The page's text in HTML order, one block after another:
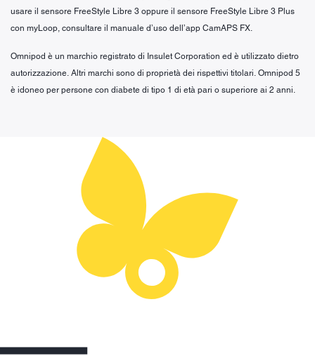
usare il sensore FreeStyle Libre 3 oppure il sensore FreeStyle Libre 3 Plus
con myLoop, consultare il manuale d’uso dell’app CamAPS FX.
Omnipod è un marchio registrato di Insulet Corporation ed è utilizzato dietro
autorizzazione. Altri marchi sono di proprietà dei rispettivi titolari. Omnipod 5
è idoneo per persone con diabete di tipo 1 di età pari o superiore ai 2 anni.